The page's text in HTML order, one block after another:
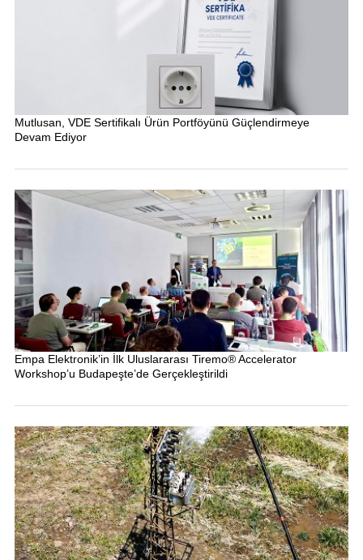
Mutlusan, VDE Sertifikalı Ürün Portföyünü Güçlendirmeye
Devam Ediyor
Empa Elektronik’in İlk Uluslararası Tiremo® Accelerator
Workshop’u Budapeşte’de Gerçekleştirildi